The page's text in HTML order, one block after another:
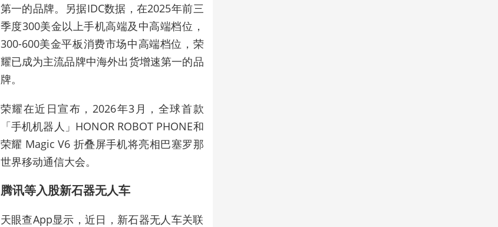
第一的品牌。另据IDC数据，在2025年前三
季度300美金以上手机高端及中高端档位，
300-600美金平板消费市场中高端档位，荣
耀已成为主流品牌中海外出货增速第一的品
牌。
荣耀在近日宣布，2026年3月，全球首款
「手机机器人」HONOR ROBOT PHONE和
荣耀 Magic V6 折叠屏手机将亮相巴塞罗那
世界移动通信大会。
腾讯等入股新石器无人车
天眼查App显示，近日，新石器无人车关联